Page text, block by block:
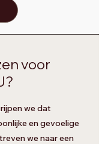
voor
we dat
en gevoelige
we naar een